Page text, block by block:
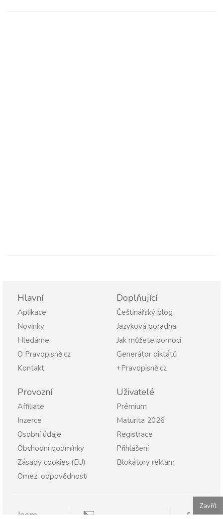
Hlavní
Aplikace
Novinky
Hledáme
O Pravopisně.cz
Kontakt
Doplňující
Češtinářský blog
Jazyková poradna
Jak můžete pomoci
Generátor diktátů
+Pravopisně.cz
Provozní
Affiliate
Inzerce
Osobní údaje
Obchodní podmínky
Zásady cookies (EU)
Omez. odpovědnosti
Uživatelé
Prémium
Maturita 2026
Registrace
Přihlášení
Blokátory reklam
Jsem
Zavřít